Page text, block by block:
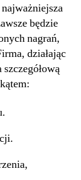
będzie
nagrań,
działając